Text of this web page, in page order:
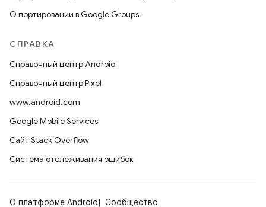
О портировании в Google Groups
СПРАВКА
Справочный центр Android
Справочный центр Pixel
www.android.com
Google Mobile Services
Сайт Stack Overflow
Система отслеживания ошибок
О платформе Android
Сообщество